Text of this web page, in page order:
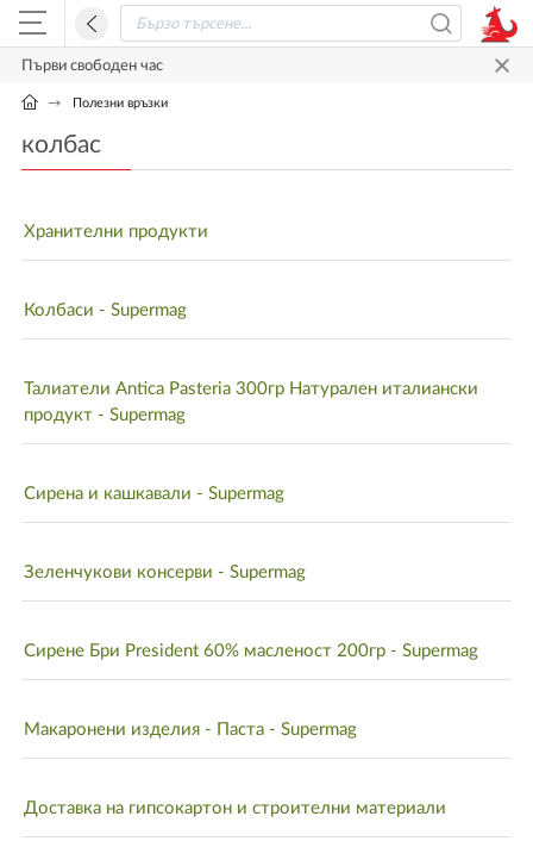
Първи свободен час
Полезни връзки
колбас
Хранителни продукти
Колбаси - Supermag
Талиатели Antica Pasteria 300гр Натурален италиански
продукт - Supermag
Сирена и кашкавали - Supermag
Зеленчукови консерви - Supermag
Сирене Бри President 60% масленост 200гр - Supermag
Макаронени изделия - Паста - Supermag
Доставка на гипсокартон и строителни материали